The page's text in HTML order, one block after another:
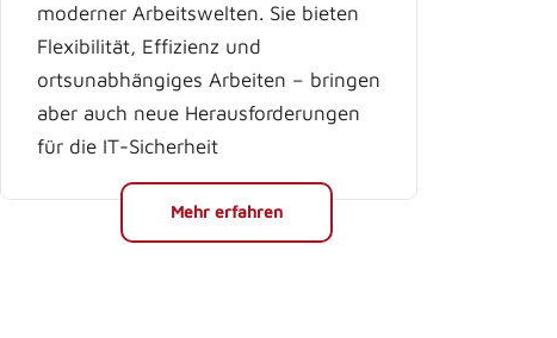
moderner Arbeitswelten. Sie bieten
Flexibilität, Effizienz und
ortsunabhängiges Arbeiten – bringen
aber auch neue Herausforderungen
für die IT-Sicherheit
Mehr erfahren